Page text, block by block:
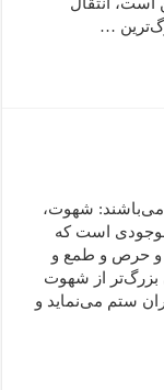
…
شهوت،
است که
و حرص و طمع و
بزرگ‌تر از شهوت
ستم می‌نماید و